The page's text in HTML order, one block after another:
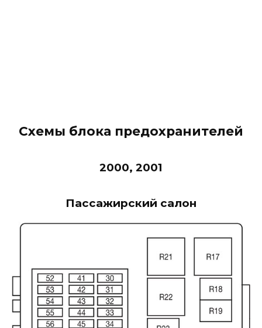
Схемы блока предохранителей
2000, 2001
Пассажирский салон